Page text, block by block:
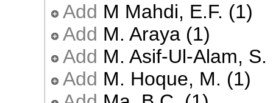
Add M Mahdi, E.F. (1)
Add M. Araya (1)
Add M. Asif-Ul-Alam, S.
Add M. Hoque, M. (1)